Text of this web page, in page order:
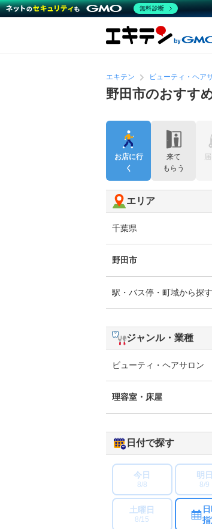
エキテン ビューティ・ヘア
野田市のおすす
お店に行
く
来て
もらう
エリア
千葉県
野田市
駅・バス停・町域から探す
ジャンル・業種
ビューティ・ヘアサロン
理容室・床屋
日付で探す
今日
8/8
明日
8/9
土曜日
8/15
無料診断